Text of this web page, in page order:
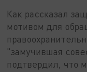
Как рассказал
мотивом для
"замучившая
подтвердил, что